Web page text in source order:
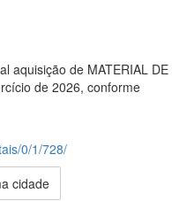
aquisição de MATERIAL DE
de 2026, conforme
0/1/728/
cidade